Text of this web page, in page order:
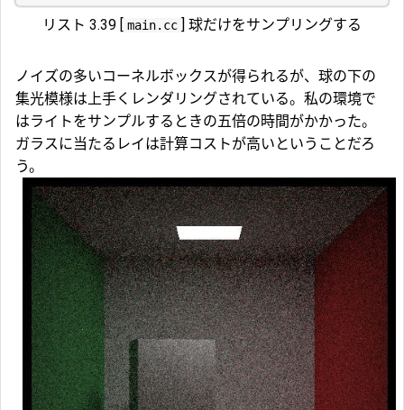
リスト 3.39 [ main.cc ] 球だけをサンプリングする
ノイズの多いコーネルボックスが得られるが、球の下の
集光模様は上手くレンダリングされている。私の環境で
はライトをサンプルするときの五倍の時間がかかった。
ガラスに当たるレイは計算コストが高いということだろ
う。